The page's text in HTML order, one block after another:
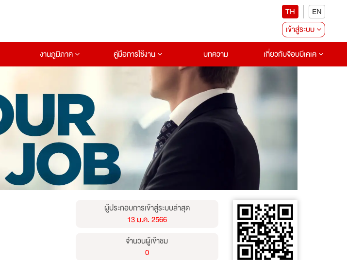
TH
EN
เข้าสู่ระบบ
งานภูมิภาค คู่มือการใช้งาน บทความ เกี่ยวกับจ๊อบบีเคเค
ผู้ประกอบการเข้าสู่ระบบล่าสุด
13 ม.ค. 2566
จำนวนผู้เข้าชม
0